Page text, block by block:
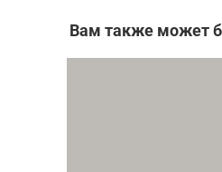
Вам также может